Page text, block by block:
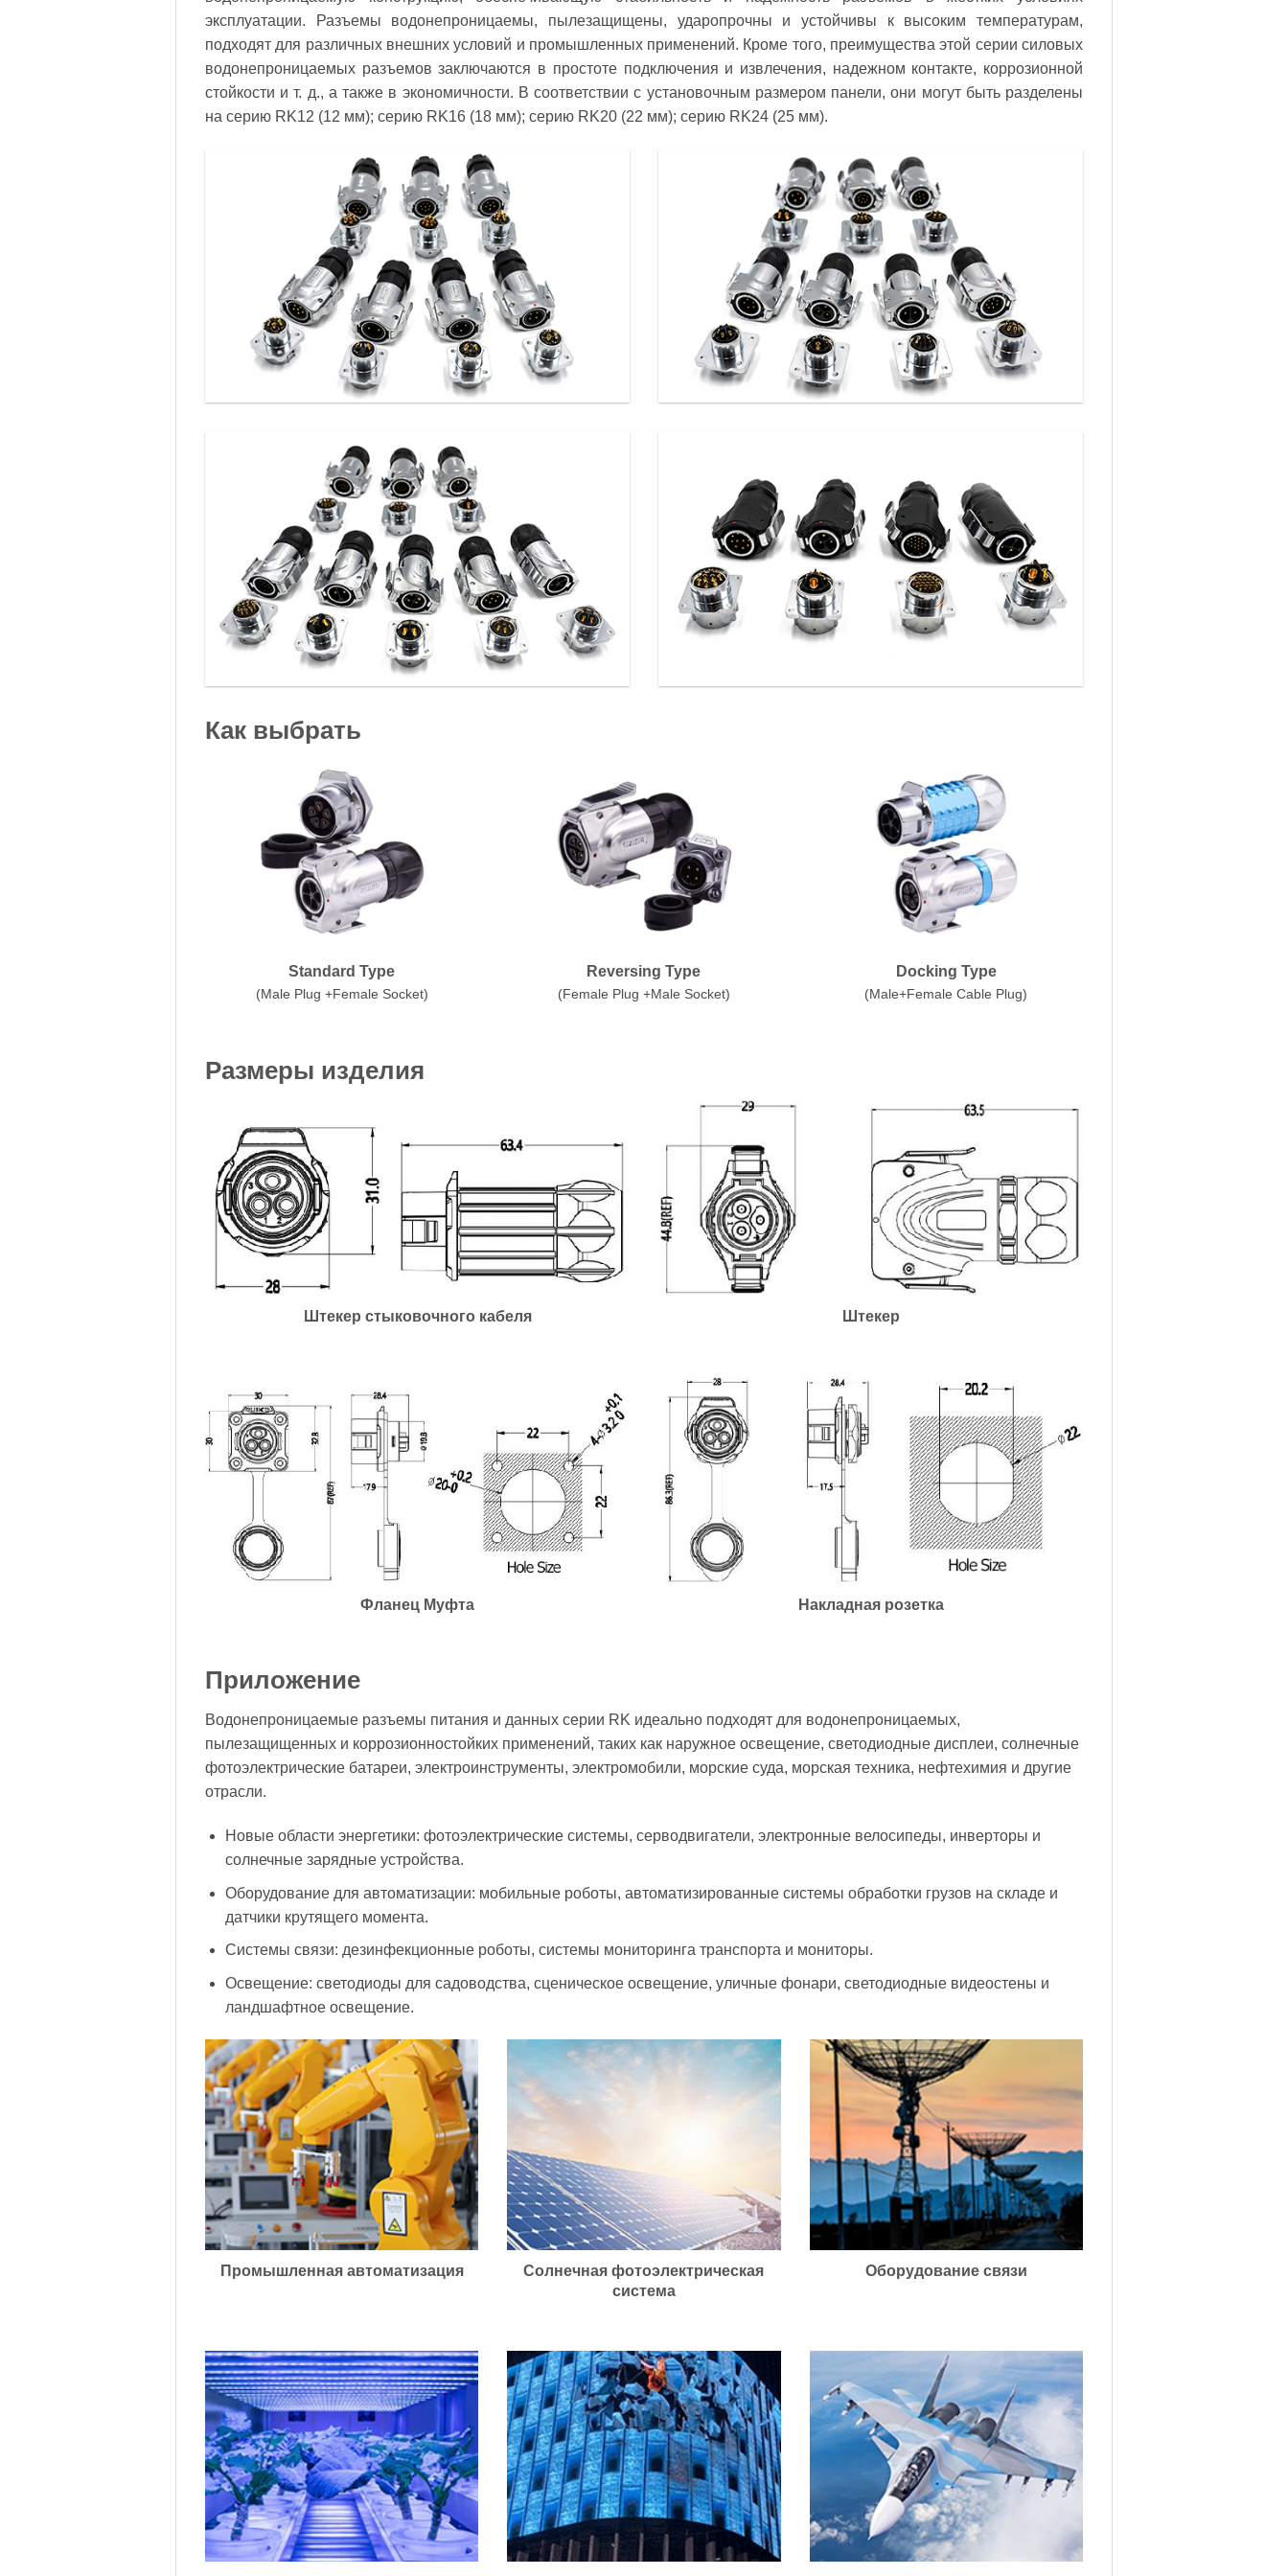
эксплуатации. Разъемы водонепроницаемы, пылезащищены, ударопрочны и устойчивы к высоким температурам,
подходят для различных внешних условий и промышленных применений. Кроме того, преимущества этой серии силовых
водонепроницаемых разъемов заключаются в простоте подключения и извлечения, надежном контакте, коррозионной
стойкости и т. д., а также в экономичности. В соответствии с установочным размером панели, они могут быть разделены
на серию RK12 (12 мм); серию RK16 (18 мм); серию RK20 (22 мм); серию RK24 (25 мм).
Как выбрать
Standard Type
(Male Plug +Female Socket)
Reversing Type
(Female Plug +Male Socket)
Docking Type
(Male+Female Cable Plug)
Размеры изделия
Штекер стыковочного кабеля Штекер
Фланец Муфта Накладная розетка
Приложение
Водонепроницаемые разъемы питания и данных серии RK идеально подходят для водонепроницаемых,
пылезащищенных и коррозионностойких применений, таких как наружное освещение, светодиодные дисплеи, солнечные
фотоэлектрические батареи, электроинструменты, электромобили, морские суда, морская техника, нефтехимия и другие
отрасли.
Новые области энергетики: фотоэлектрические системы, серводвигатели, электронные велосипеды, инверторы и
солнечные зарядные устройства.
Оборудование для автоматизации: мобильные роботы, автоматизированные системы обработки грузов на складе и
датчики крутящего момента.
Системы связи: дезинфекционные роботы, системы мониторинга транспорта и мониторы.
Освещение: светодиоды для садоводства, сценическое освещение, уличные фонари, светодиодные видеостены и
ландшафтное освещение.
Промышленная автоматизация
Солнечная фотоэлектрическая
система
Оборудование связи